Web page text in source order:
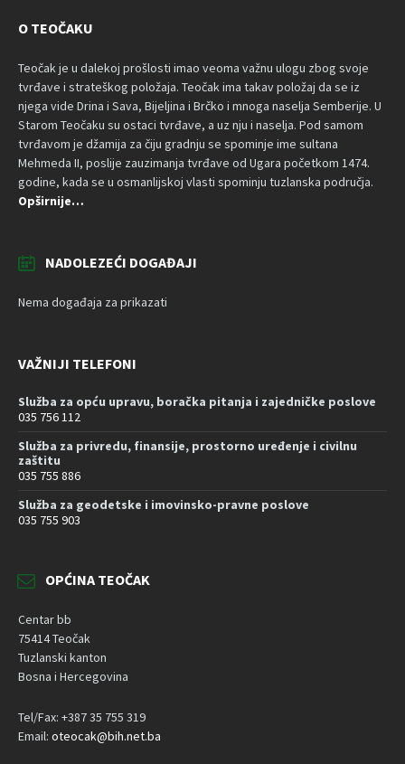
O TEOČAKU
Teočak je u dalekoj prošlosti imao veoma važnu ulogu zbog svoje
tvrđave i strateškog položaja. Teočak ima takav položaj da se iz
njega vide Drina i Sava, Bijeljina i Brčko i mnoga naselja Semberije. U
Starom Teočaku su ostaci tvrđave, a uz nju i naselja. Pod samom
tvrđavom je džamija za čiju gradnju se spominje ime sultana
Mehmeda II, poslije zauzimanja tvrđave od Ugara početkom 1474.
godine, kada se u osmanlijskoj vlasti spominju tuzlanska područja.
Opširnije…
NADOLEZEĆI DOGAĐAJI
Nema događaja za prikazati
VAŽNIJI TELEFONI
Služba za opću upravu, boračka pitanja i zajedničke poslove
035 756 112
Služba za privredu, finansije, prostorno uređenje i civilnu
zaštitu
035 755 886
Služba za geodetske i imovinsko-pravne poslove
035 755 903
OPĆINA TEOČAK
Centar bb
75414 Teočak
Tuzlanski kanton
Bosna i Hercegovina
Tel/Fax: +387 35 755 319
Email: oteocak@bih.net.ba